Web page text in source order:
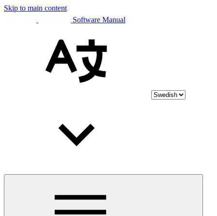
Skip to main content
Software Manual